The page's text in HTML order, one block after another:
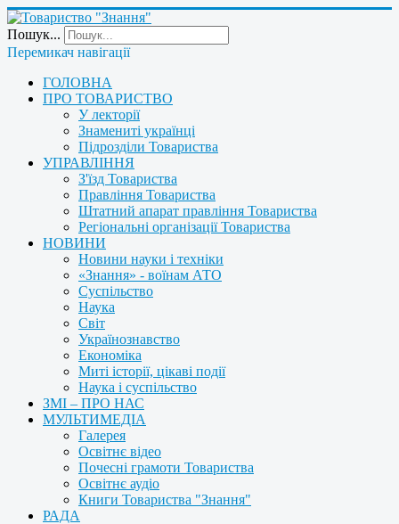
Пошук...
Перемикач навігації
ГОЛОВНА
ПРО ТОВАРИСТВО
У лекторії
Знамениті українці
Підрозділи Товариства
УПРАВЛІННЯ
З'їзд Товариства
Правління Товариства
Штатний апарат правління Товариства
Регіональні організації Товариства
НОВИНИ
Новини науки і техніки
«Знання» - воїнам АТО
Суспільство
Наука
Світ
Українознавство
Економіка
Миті історії, цікаві події
Наука і суспільство
ЗМІ – ПРО НАС
МУЛЬТИМЕДІА
Галерея
Освітнє відео
Почесні грамоти Товариства
Освітнє аудіо
Книги Товариства "Знання"
РАДА